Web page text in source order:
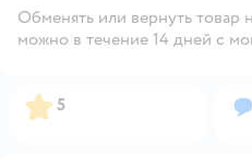
Обменять или вернуть товар
можно в течение 14 дней с
Рейтинг:
5